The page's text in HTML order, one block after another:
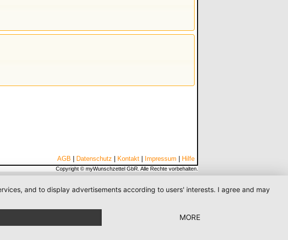
AGB Datenschutz Kontakt| Impressum Hilfe
Copyright © myWunschzettel GbR. Alle Rechte vorbehalten.
and to display advertisements according to users' interests. I agree and may
MORE